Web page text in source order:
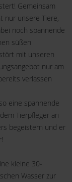
Gemeinsam
nur unsere Tiere,
noch spannende
süßen
mit unseren
nur am
verlassen
eine spannende
Tierpfleger an
begeistern und er
kleine 30-
Wasser zur